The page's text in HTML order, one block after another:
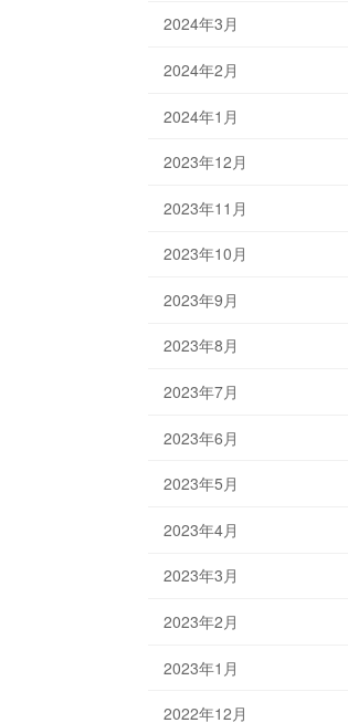
2024年3月
2024年2月
2024年1月
2023年12月
2023年11月
2023年10月
2023年9月
2023年8月
2023年7月
2023年6月
2023年5月
2023年4月
2023年3月
2023年2月
2023年1月
2022年12月